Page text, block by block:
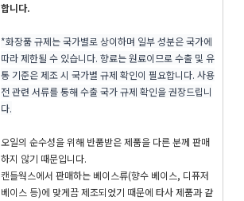
합니다.
*화장품 규제는 국가별로 상이하며 일부 성분은 국가에
따라 제한될 수 있습니다. 향료는 원료이므로 수출 및 유
통 기준은 제조 시 국가별 규제 확인이 필요합니다. 사용
전 관련 서류를 통해 수출 국가 규제 확인을 권장드립니
다.
오일의 순수성을 위해 반품받은 제품을 다른 분께 판매
하지 않기 때문입니다.
캔들웍스에서 판매하는 베이스류(향수 베이스, 디퓨저
베이스 등)에 맞게끔 제조되었기 때문에 타사 제품과 같